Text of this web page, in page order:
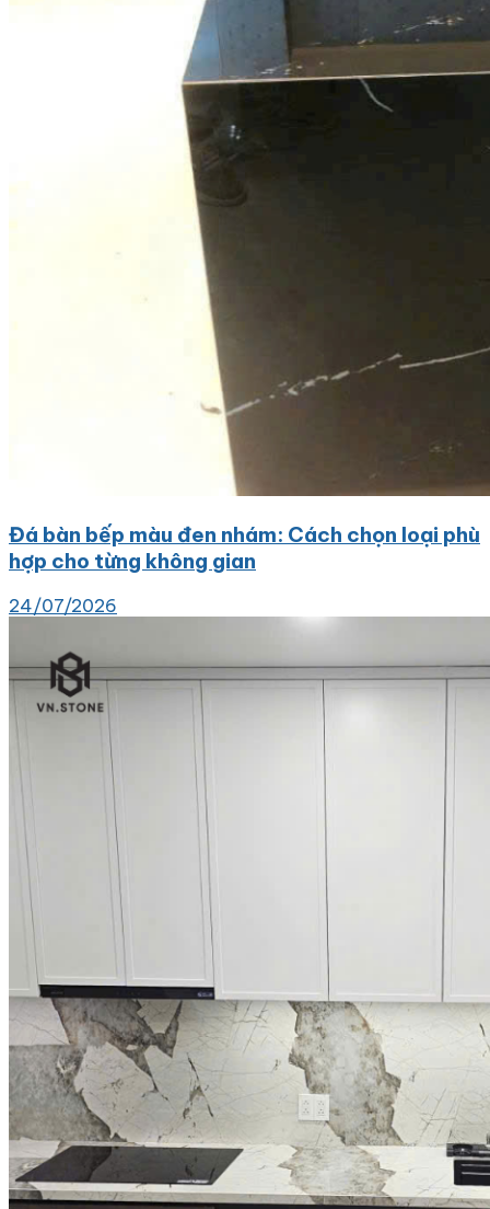
Đá bàn bếp màu đen nhám: Cách chọn loại phù
hợp cho từng không gian
24/07/2026